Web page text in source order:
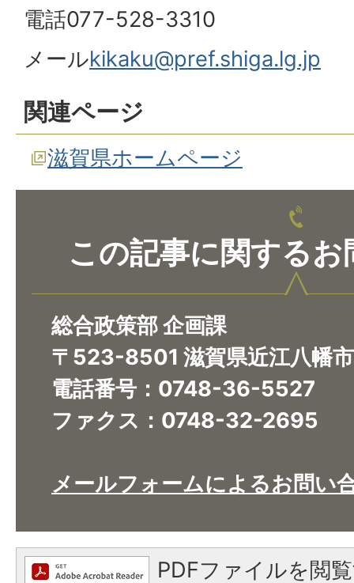
電話077-528-3310
メールkikaku@pref.shiga.lg.jp
関連ページ
滋賀県ホームページ
この記事に関するお
総合政策部 企画課
〒523-8501 滋賀県近江八幡
電話番号：0748-36-5527
ファクス：0748-32-2695
メールフォームによるお問い
PDFファイルを閲